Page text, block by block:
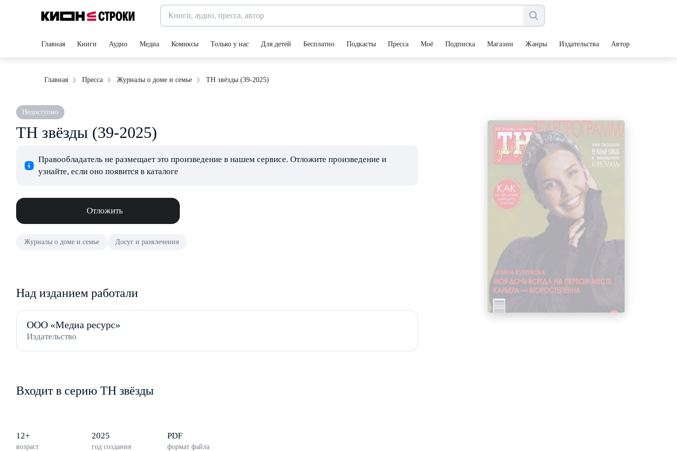
Главная Книги Аудио Медиа Комиксы Только у нас Для детей Бесплатно Подкасты Пресса Моё Подписка Магазин Жанры Издательства Авторы
Главная Пресса Журналы о доме и семье ТН звёзды (39-2025)
Недоступно
ТН звёзды (39-2025)
Правообладатель не размещает это произведение в нашем сервисе. Отложите произведение и
узнайте, если оно появится в каталоге
Отложить
Журналы о доме и семье Досуг и развлечения
Над изданием работали
ООО «Медиа ресурс»
Издательство
Входит в серию ТН звёзды
12+
возраст
2025
год создания
PDF
формат файла